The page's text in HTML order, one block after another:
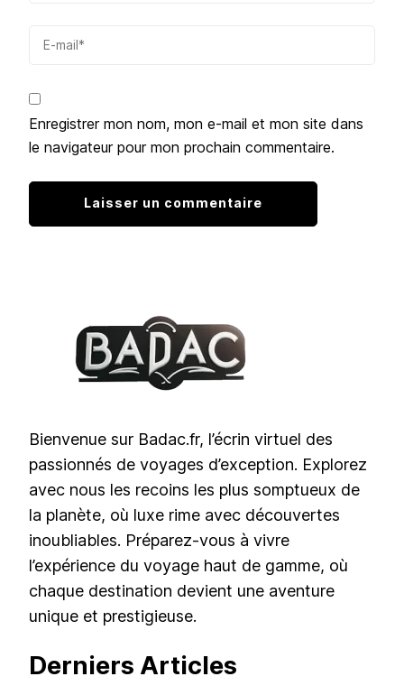
Enregistrer mon nom, mon e-mail et mon site dans
le navigateur pour mon prochain commentaire.
Bienvenue sur Badac.fr, l’écrin virtuel des
passionnés de voyages d’exception. Explorez
avec nous les recoins les plus somptueux de
la planète, où luxe rime avec découvertes
inoubliables. Préparez-vous à vivre
l’expérience du voyage haut de gamme, où
chaque destination devient une aventure
unique et prestigieuse.
Derniers Articles